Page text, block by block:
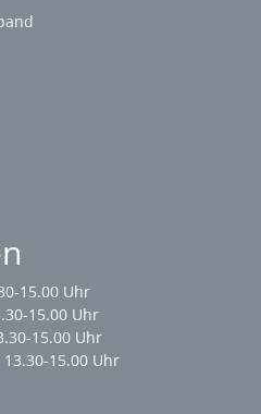
15.00 Uhr
15.00 Uhr
15.00 Uhr
15.00 Uhr